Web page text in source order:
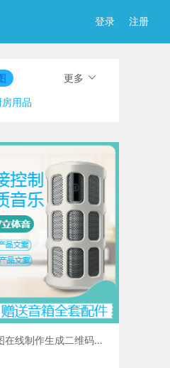
登录 注册
品展示图
更多
房用品
音响淘宝主图在线制作生成二维码模板图片